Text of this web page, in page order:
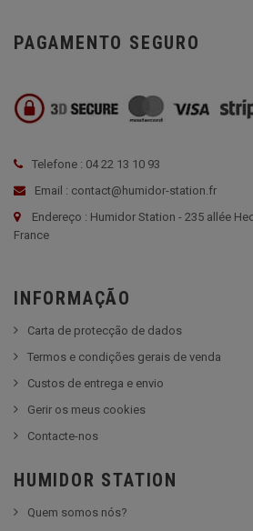
PAGAMENTO SEGURO
Telefone : 04 22 13 10 93
Email : contact@humidor-station.fr
Endereço : Humidor Station - 235 allée
France
INFORMAÇÃO
Carta de protecção de dados
Termos e condições gerais de venda
Custos de entrega e envio
Gerir os meus cookies
Contacte-nos
HUMIDOR STATION
Quem somos nós?